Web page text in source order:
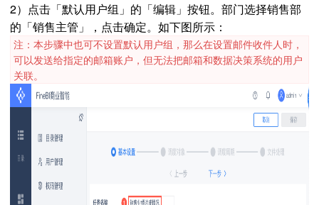
2）点击「默认用户组」的「编辑」按钮。部门选择销售部
的「销售主管」，点击确定。如下图所示：
注：本步骤中也可不设置默认用户组，那么在设置邮件收件人时，
可以发送给指定的邮箱账户，但无法把邮箱和数据决策系统的用户
关联。